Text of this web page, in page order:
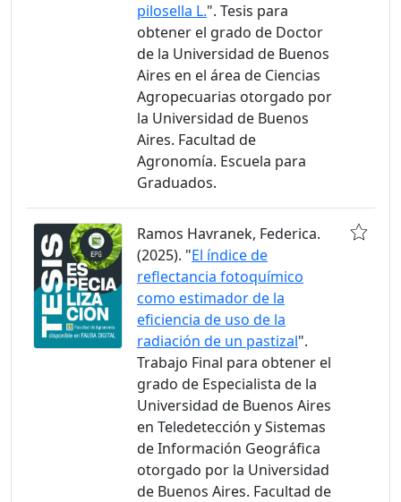
pilosella L.". Tesis para
obtener el grado de Doctor
de la Universidad de Buenos
Aires en el área de Ciencias
Agropecuarias otorgado por
la Universidad de Buenos
Aires. Facultad de
Agronomía. Escuela para
Graduados.
Ramos Havranek, Federica.
(2025). "El índice de
reflectancia fotoquímico
como estimador de la
eficiencia de uso de la
radiación de un pastizal".
Trabajo Final para obtener el
grado de Especialista de la
Universidad de Buenos Aires
en Teledetección y Sistemas
de Información Geográfica
otorgado por la Universidad
de Buenos Aires. Facultad de